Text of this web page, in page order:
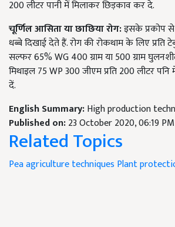
200 लीटर पानी में मिलाकर छिड़काव कर दे.
चूर्णिल आसिता या छाछिया रोग:इसके प्रकोप
धब्बे दिखाई देते हैं. रोग की रोकथाम के लिए प्रति
सल्फर 65% WG 400 ग्राम या 500 ग्राम
मिथाइल 75 WP 300 जीएम प्रति 200 लीटर
दें.
English Summary:High production
Published on:23 October 2020, 06:19
Related Topics
Peaagriculture techniques Plant